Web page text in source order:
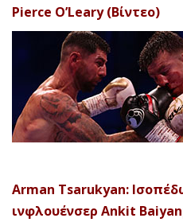
Pierce O’Leary (Βίντεο)
Arman Tsarukyan:
ινφλουένσερ Ankit